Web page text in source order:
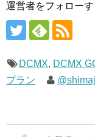
運営者をフォローす
DCMX, DCMX
プラン